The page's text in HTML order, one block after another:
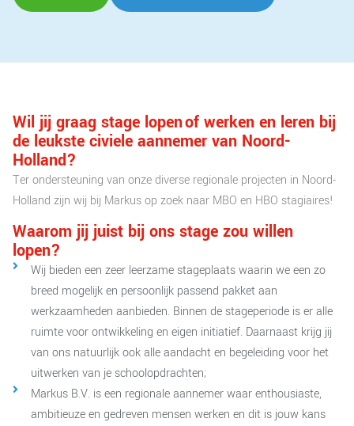
Wil jij graag stage lopen of werken en leren bij
de leukste civiele aannemer van Noord-
Holland?
Ter ondersteuning van onze diverse regionale projecten in Noord-
Holland zijn wij bij Markus op zoek naar MBO en HBO stagiaires!
Waarom jij juist bij ons stage zou willen
lopen?
Wij bieden een zeer leerzame stageplaats waarin we een zo
breed mogelijk en persoonlijk passend pakket aan
werkzaamheden aanbieden. Binnen de stageperiode is er alle
ruimte voor ontwikkeling en eigen initiatief. Daarnaast krijg jij
van ons natuurlijk ook alle aandacht en begeleiding voor het
uitwerken van je schoolopdrachten;
Markus B.V. is een regionale aannemer waar enthousiaste,
ambitieuze en gedreven mensen werken en dit is jouw kans